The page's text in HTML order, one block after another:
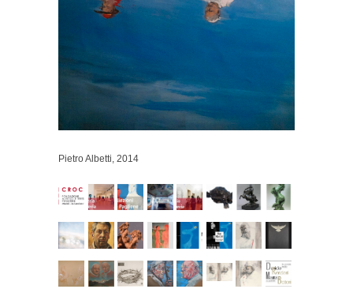
Pietro Albetti, 2014